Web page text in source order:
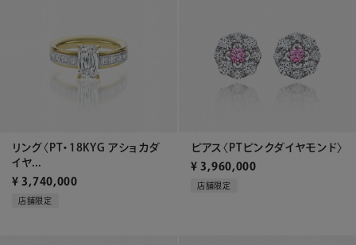
リング〈PT・18KYG アショカダ
イヤ...
¥ 3,740,000
店舗限定
ピアス〈PTピンクダイヤモンド〉
¥ 3,960,000
店舗限定